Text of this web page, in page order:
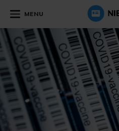
MENU